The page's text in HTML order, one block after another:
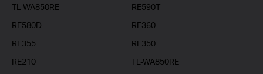
TL-WA850RE
RE590T
RE580D
RE360
RE355
RE350
RE210
TL-WA850RE